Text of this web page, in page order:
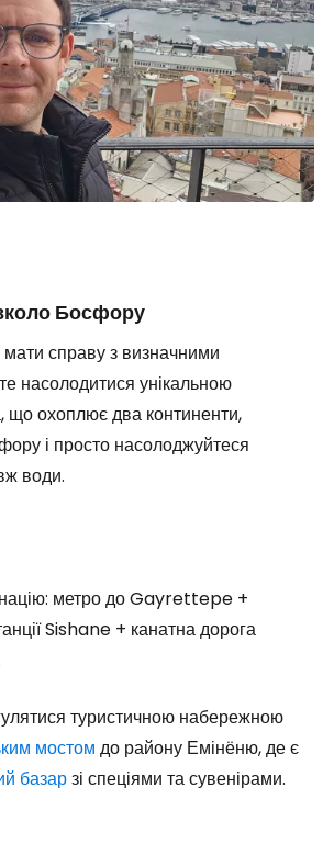
Босфору
справу з визначними
насолодитися унікальною
що охоплює два континенти,
і просто насолоджуйтеся
води.
метро до Gayrettepe +
Sishane + канатна дорога
туристичною набережною
мостом до району Емінёню, де є
базарзі спеціями та сувенірами.